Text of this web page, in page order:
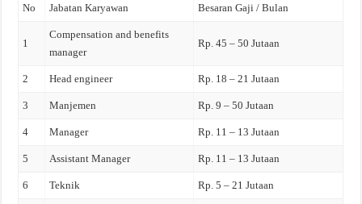
No Jabatan Karyawan Besaran Gaji / Bulan
1
Compensation and benefits
manager
Rp. 45 – 50 Jutaan
2 Head engineer Rp. 18 – 21 Jutaan
3 Manjemen Rp. 9 – 50 Jutaan
4 Manager Rp. 11 – 13 Jutaan
5 Assistant Manager Rp. 11 – 13 Jutaan
6 Teknik Rp. 5 – 21 Jutaan